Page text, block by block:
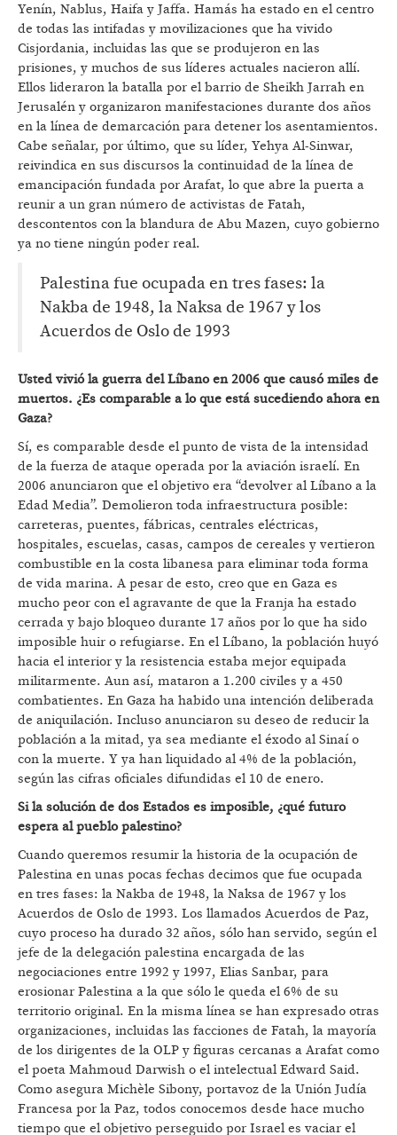
Yenín, Nablus, Haifa y Jaffa. Hamás ha estado en el centro
de todas las intifadas y movilizaciones que ha vivido
Cisjordania, incluidas las que se produjeron en las
prisiones, y muchos de sus líderes actuales nacieron allí.
Ellos lideraron la batalla por el barrio de Sheikh Jarrah en
Jerusalén y organizaron manifestaciones durante dos años
en la línea de demarcación para detener los asentamientos.
Cabe señalar, por último, que su líder, Yehya Al-Sinwar,
reivindica en sus discursos la continuidad de la línea de
emancipación fundada por Arafat, lo que abre la puerta a
reunir a un gran número de activistas de Fatah,
descontentos con la blandura de Abu Mazen, cuyo gobierno
ya no tiene ningún poder real.
Palestina fue ocupada en tres fases: la
Nakba de 1948, la Naksa de 1967 y los
Acuerdos de Oslo de 1993
Usted vivió la guerra del Líbano en 2006 que causó miles de
muertos. ¿Es comparable a lo que está sucediendo ahora en
Gaza?
Sí, es comparable desde el punto de vista de la intensidad
de la fuerza de ataque operada por la aviación israelí. En
2006 anunciaron que el objetivo era “devolver al Líbano a la
Edad Media”. Demolieron toda infraestructura posible:
carreteras, puentes, fábricas, centrales eléctricas,
hospitales, escuelas, casas, campos de cereales y vertieron
combustible en la costa libanesa para eliminar toda forma
de vida marina. A pesar de esto, creo que en Gaza es
mucho peor con el agravante de que la Franja ha estado
cerrada y bajo bloqueo durante 17 años por lo que ha sido
imposible huir o refugiarse. En el Líbano, la población huyó
hacia el interior y la resistencia estaba mejor equipada
militarmente. Aun así, mataron a 1.200 civiles y a 450
combatientes. En Gaza ha habido una intención deliberada
de aniquilación. Incluso anunciaron su deseo de reducir la
población a la mitad, ya sea mediante el éxodo al Sinaí o
con la muerte. Y ya han liquidado al 4% de la población,
según las cifras oficiales difundidas el 10 de enero.
Si la solución de dos Estados es imposible, ¿qué futuro
espera al pueblo palestino?
Cuando queremos resumir la historia de la ocupación de
Palestina en unas pocas fechas decimos que fue ocupada
en tres fases: la Nakba de 1948, la Naksa de 1967 y los
Acuerdos de Oslo de 1993. Los llamados Acuerdos de Paz,
cuyo proceso ha durado 32 años, sólo han servido, según el
jefe de la delegación palestina encargada de las
negociaciones entre 1992 y 1997, Elias Sanbar, para
erosionar Palestina a la que sólo le queda el 6% de su
territorio original. En la misma línea se han expresado otras
organizaciones, incluidas las facciones de Fatah, la mayoría
de los dirigentes de la OLP y figuras cercanas a Arafat como
el poeta Mahmoud Darwish o el intelectual Edward Said.
Como asegura Michèle Sibony, portavoz de la Unión Judía
Francesa por la Paz, todos conocemos desde hace mucho
tiempo que el objetivo perseguido por Israel es vaciar el